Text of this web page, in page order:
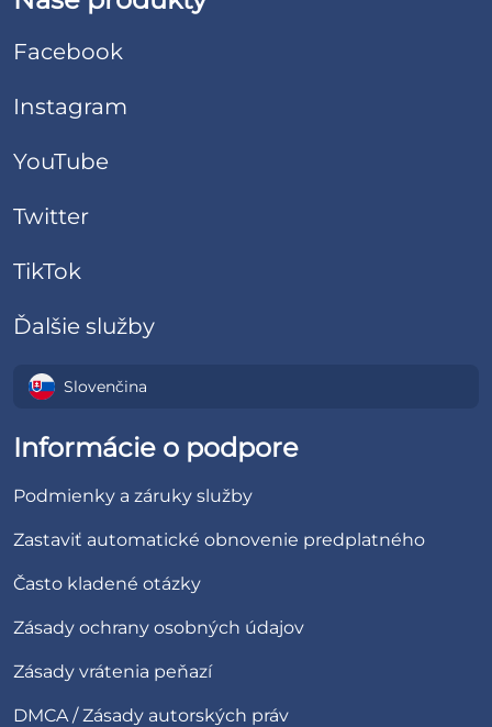
Facebook
Instagram
YouTube
Twitter
TikTok
Ďalšie služby
Slovenčina
Informácie o podpore
Podmienky a záruky služby
Zastaviť automatické obnovenie predplatného
Často kladené otázky
Zásady ochrany osobných údajov
Zásady vrátenia peňazí
DMCA / Zásady autorských práv